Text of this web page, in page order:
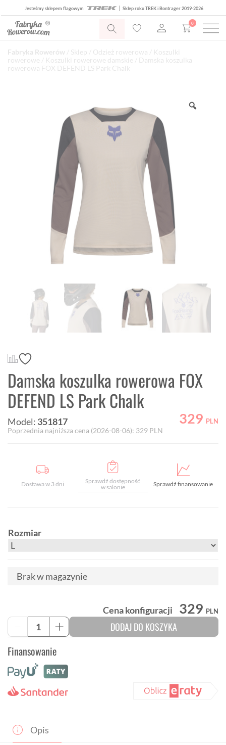
Jesteśmy sklepem flagowym Sklep roku TREK i Bontrager 2019-2026
0
Fabryka Rowerów Sklep Odzież rowerowa
Koszulki
rowerowe
Koszulki rowerowe damskie / Damska koszulka
rowerowa FOX DEFEND LS Park Chalk
Damska koszulka rowerowa FOX
DEFEND LS Park Chalk
Model: 351817 329 PLN
Poprzednia najniższa cena (2026-08-06): 329 PLN
Dostawa w 3 dni
Sprawdź dostępność
w salonie
Sprawdź finansowanie
Rozmiar
Brak w magazynie
Cena konfiguracji 329 PLN
-
ilość
Damska
rowerowa
FOX
DEFEND
LS
Park
+ DODAJ DO KOSZYKA
Finansowanie
Opis